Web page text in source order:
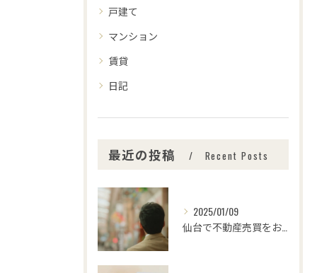
戸建て
マンション
賃貸
日記
最近の投稿 Recent Posts
2025/01/09